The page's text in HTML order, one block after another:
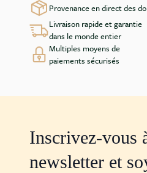
Provenance en direct des
Livraison rapide et garantie
dans le monde entier
Multiples moyens de
paiements sécurisés
Inscrivez-vous
newsletter et